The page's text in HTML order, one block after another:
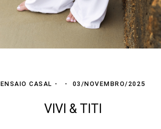
ENSAIO CASAL 03/NOVEMBRO/2025
VIVI & TITI